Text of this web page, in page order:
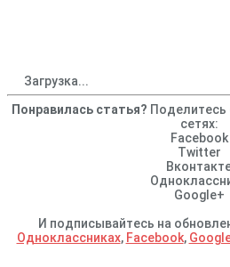
Загрузка...
Понравилась статья? Поделитесь
сетях:
Facebook
Twitter
Google+
И подписывайтесь на
Одноклассниках, Facebook,